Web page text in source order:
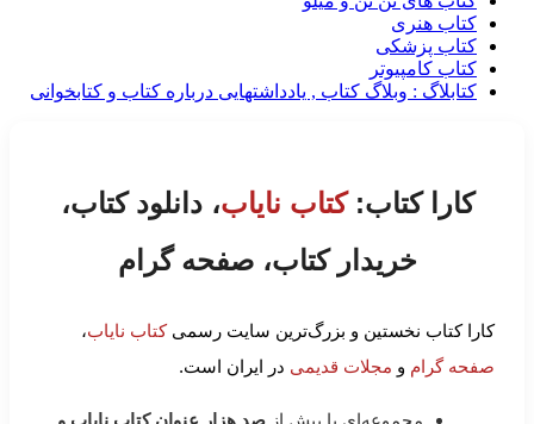
کتاب هنری
کتاب پزشکی
کتاب کامپیوتر
کتابلاگ : وبلاگ کتاب , یادداشتهایی درباره کتاب و کتابخوانی
کارا کتاب:کتاب نایاب، دانلود کتاب،
خریدار کتاب، صفحه گرام
کارا کتاب نخستین و بزرگ‌ترین سایت رسمیکتاب نایاب،
صفحه گرام و مجلات قدیمی در ایران است.
مجموعه‌ای با بیش از صد هزار عنوان کتاب نایاب و